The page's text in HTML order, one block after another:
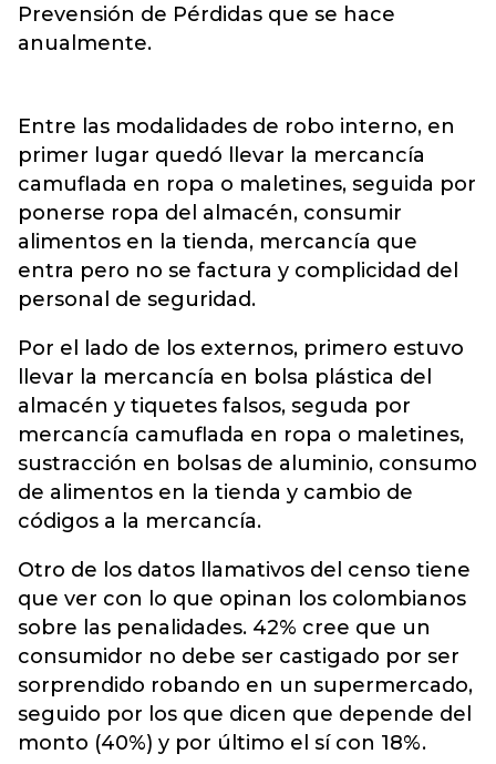
Prevensión de Pérdidas que se hace
anualmente.
Entre las modalidades de robo interno, en
primer lugar quedó llevar la mercancía
camuflada en ropa o maletines, seguida por
ponerse ropa del almacén, consumir
alimentos en la tienda, mercancía que
entra pero no se factura y complicidad del
personal de seguridad.
Por el lado de los externos, primero estuvo
llevar la mercancía en bolsa plástica del
almacén y tiquetes falsos, seguda por
mercancía camuflada en ropa o maletines,
sustracción en bolsas de aluminio, consumo
de alimentos en la tienda y cambio de
códigos a la mercancía.
Otro de los datos llamativos del censo tiene
que ver con lo que opinan los colombianos
sobre las penalidades. 42% cree que un
consumidor no debe ser castigado por ser
sorprendido robando en un supermercado,
seguido por los que dicen que depende del
monto (40%) y por último el sí con 18%.